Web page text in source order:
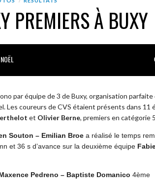
PREMIERS À BUXY
NOËL
par équipe de 3 de Buxy, organisation parfaite
Les coureurs de CVS étaient présents dans 11
et Olivier Berne, premiers en catégorie
Souton – Emilian Broe a réalisé le temps
et 36 s d’avance sur la deuxième équipe
Pedreno – Baptiste Domanico 4ème